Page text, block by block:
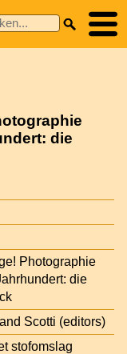
die
Photographie
die
Scotti (editors)
stofomslag